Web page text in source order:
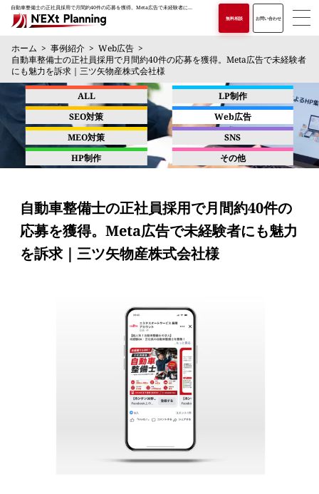
無料相談 お問い合わせ
ホーム 事例紹介
Web広告
自動車整備士の正社員採用で月間約40件の応募を獲得。Meta広告で未経験者
にも魅力を訴求｜三ツ矢物産株式会社様
ALL
SEO対策
MEO対策
HP制作
LP制作
Web広告
SNS
その他
自動車整備士の正社員採用で月間約40件の
応募を獲得。Meta広告で未経験者にも魅力
を訴求｜三ツ矢物産株式会社様